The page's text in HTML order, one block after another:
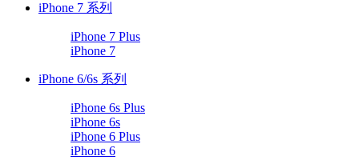
iPhone 7 系列
iPhone 7 Plus
iPhone 7
iPhone 6/6s 系列
iPhone 6s Plus
iPhone 6s
iPhone 6 Plus
iPhone 6